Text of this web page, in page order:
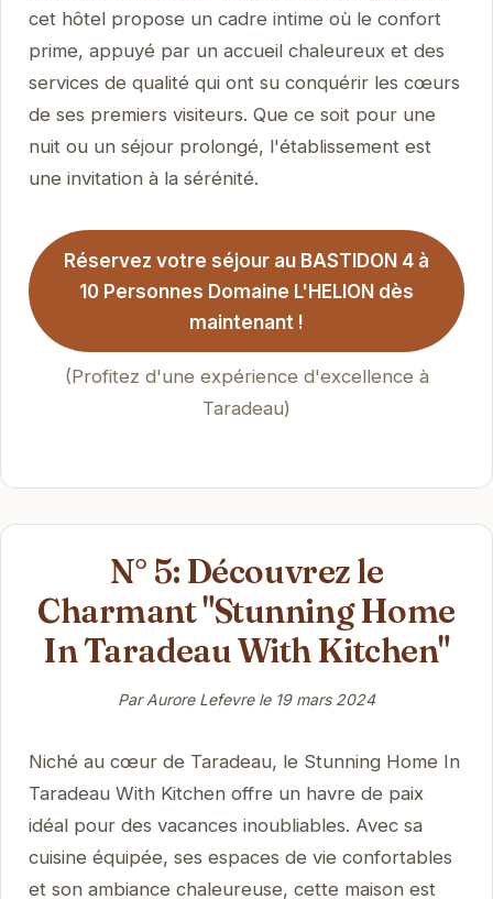
cet hôtel propose un cadre intime où le confort
prime, appuyé par un accueil chaleureux et des
services de qualité qui ont su conquérir les cœurs
de ses premiers visiteurs. Que ce soit pour une
nuit ou un séjour prolongé, l'établissement est
une invitation à la sérénité.
Réservez votre séjour au BASTIDON 4 à
10 Personnes Domaine L'HELION dès
maintenant !
(Profitez d'une expérience d'excellence à
Taradeau)
N° 5: Découvrez le
Charmant "Stunning Home
In Taradeau With Kitchen"
Par Aurore Lefevre le 19 mars 2024
Niché au cœur de Taradeau, le Stunning Home In
Taradeau With Kitchen offre un havre de paix
idéal pour des vacances inoubliables. Avec sa
cuisine équipée, ses espaces de vie confortables
et son ambiance chaleureuse, cette maison est